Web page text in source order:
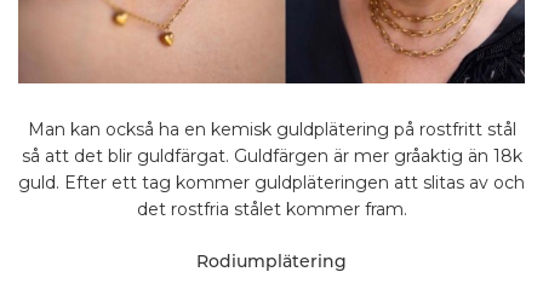
Man kan också ha en kemisk guldplätering på rostfritt stål
så att det blir guldfärgat. Guldfärgen är mer gråaktig än 18k
guld. Efter ett tag kommer guldpläteringen att slitas av och
det rostfria stålet kommer fram.
Rodiumplätering